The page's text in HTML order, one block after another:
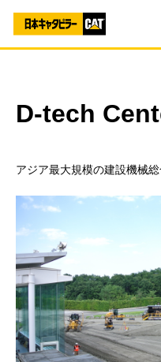
D-tech
アジア最大規模の建設機械